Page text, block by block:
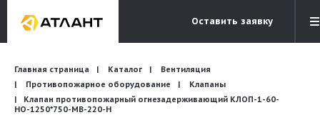
Оставить заявку
Электронная почта
info@atlantcompany.ru
Бесплатный звонок
8 (495) 532-45-07
Главная страница Каталог
Вентиляция
Противопожарное оборудование
Клапаны
Клапан противопожарный огнезадерживающий КЛОП-1-60-
НО-1250*750-МВ-220-H